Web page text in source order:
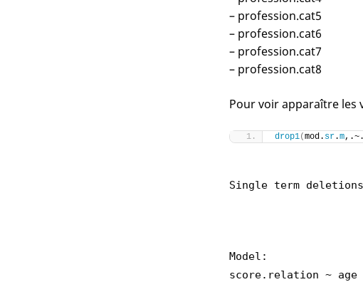
– profession.cat5
– profession.cat6
– profession.cat7
– profession.cat8
Pour voir apparaître les
drop1(mod. sr.m
Single term deletions
Model:
score.relation ~